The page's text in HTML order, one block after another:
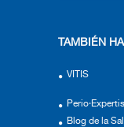
TAMBIÉN
VITIS
Blog de la